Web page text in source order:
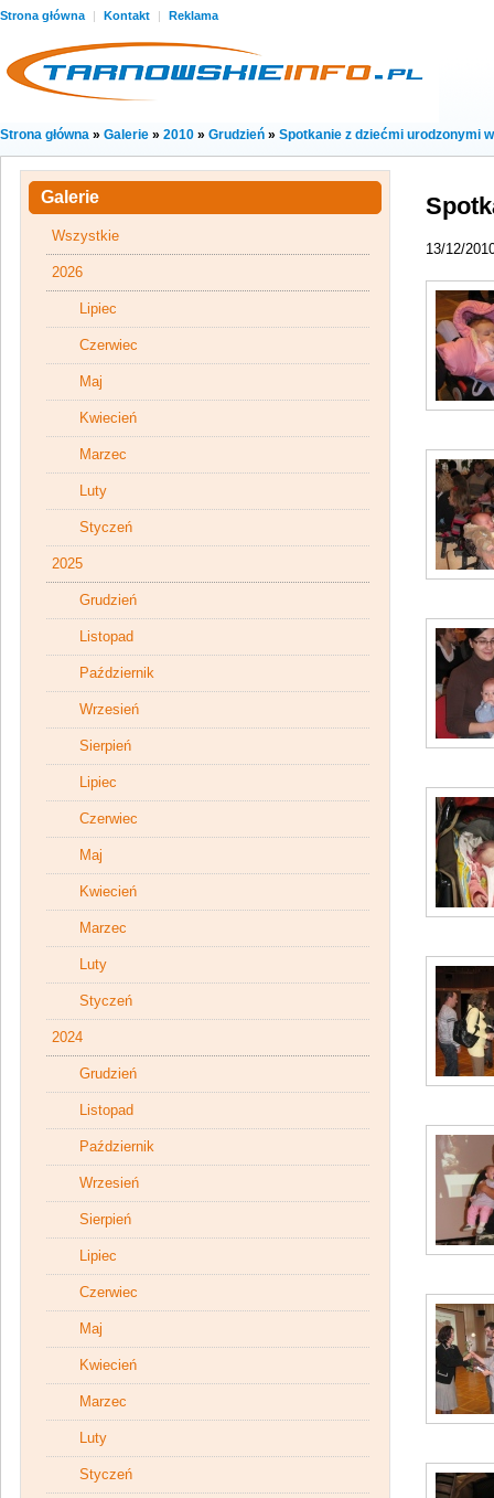
Strona główna | Kontakt | Reklama
Strona główna » Galerie » 2010 » Grudzień » Spotkanie z dziećmi urodzonymi
13/12/
Galerie
Wszystkie
2026
Lipiec
Czerwiec
Maj
Kwiecień
Marzec
Luty
Styczeń
2025
Grudzień
Listopad
Październik
Wrzesień
Sierpień
Lipiec
Czerwiec
Maj
Kwiecień
Marzec
Luty
Styczeń
2024
Grudzień
Listopad
Październik
Wrzesień
Sierpień
Lipiec
Czerwiec
Maj
Kwiecień
Marzec
Luty
Styczeń